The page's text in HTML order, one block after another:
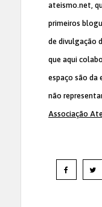
ateismo.net,
primeiros
de divulgação
que aqui
espaço são da
não
Associação